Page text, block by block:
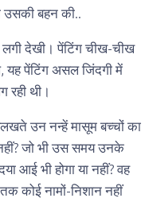
उसकी बहन की..
देखी। पेंटिंग चीख-चीख
यह पेंटिंग असल जिंदगी में
रही थी।
उन नन्हें मासूम बच्चों का
जो भी उस समय उनके
आई भी होगा या नहीं? वह
कोई नामों-निशान नहीं